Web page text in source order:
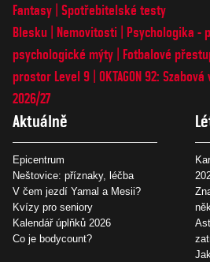
Fantasy Spotřebitelské testy
Blesku
Nemovitosti
Psychologika -
psychologické mýty
Fotbalové
prostor Level 9 OKTAGON 92:
2026/27
Aktuálně
Epicentrum
Neštovice: příznaky, léčba
V čem jezdí Yamal a Mesii?
Kvízy pro seniory
Kalendář úplňků 2026
Co je bodycount?